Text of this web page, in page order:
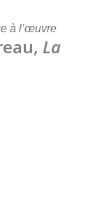
à l’œuvre
La